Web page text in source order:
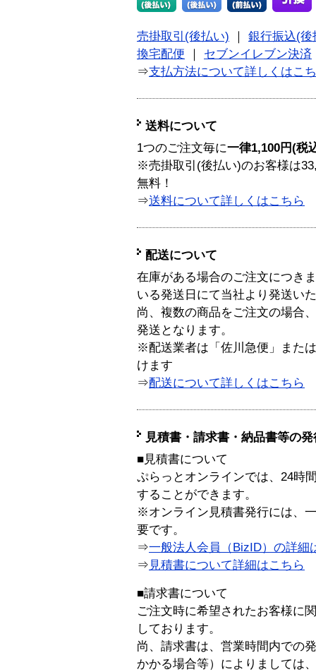
売掛取引(後払い)
銀行振込(後
換宅配便
セブンイレブン決済
⇒支払方法について詳しくはこ
送料について
1つのご注文毎に一律1,100円(税
※売掛取引(後払い)のお客様は
無料！
⇒送料について詳しくはこちら
配送について
在庫がある場合のご注文につき
いる発送日にて当社より発送い
尚、複数の商品をご注文の場合
発送となります。
※配送業者は「佐川急便」また
けます
⇒配送について詳しくはこちら
見積書・請求書・納品書等の
■見積書について
ぷらっとオンラインでは、24時
することができます。
※オンライン見積書発行には、
要です。
⇒一般法人会員（BizID）の詳細
⇒ 見積書について詳細はこちら
■請求書について
ご注文時に希望されたお客様に
しております。
尚、請求書は、営業時間内での
かかる場合等）によりましては